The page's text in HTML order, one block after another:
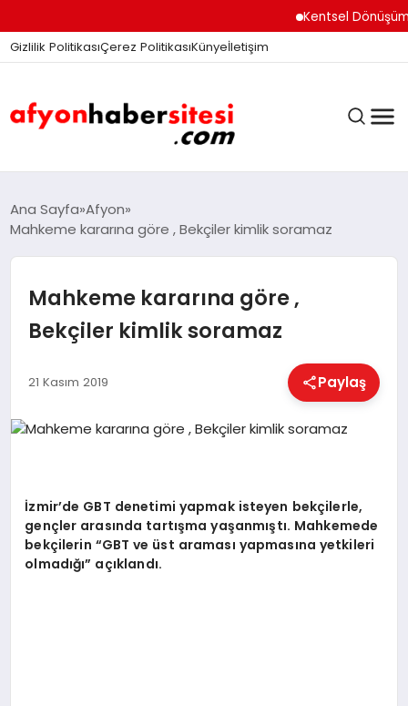
Kentsel Dönüşüm Ofisi
Gizlilik PolitikasıÇerez PolitikasıKünyeİletişim
ANASAYFA
DÜNYA
HABERLER
Ana Sayfa Afyon
Mahkeme kararına göre , Bekçiler kimlik soramaz
Mahkeme kararına göre ,
Bekçiler kimlik soramaz
21 Kasım 2019 Paylaş
İzmir’de GBT denetimi yapmak isteyen bekçilerle,
gençler arasında tartışma yaşanmıştı. Mahkemede
bekçilerin “GBT ve üst araması yapmasına yetkileri
olmadığı” açıklandı.